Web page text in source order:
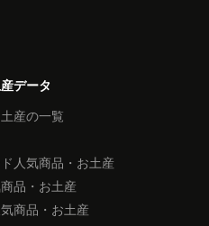
データ
産の一覧
人気商品・お土産
品・お土産
商品・お土産